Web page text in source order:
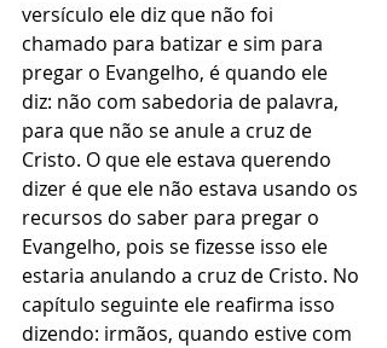
versículo ele diz que não foi
chamado para batizar e sim para
pregar o Evangelho, é quando ele
diz: não com sabedoria de palavra,
para que não se anule a cruz de
Cristo. O que ele estava querendo
dizer é que ele não estava usando os
recursos do saber para pregar o
Evangelho, pois se fizesse isso ele
estaria anulando a cruz de Cristo. No
capítulo seguinte ele reafirma isso
dizendo: irmãos, quando estive com